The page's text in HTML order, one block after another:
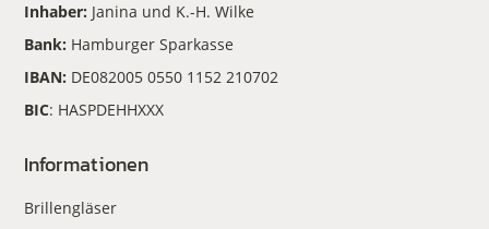
Inhaber: Janina und K.-H. Wilke
Bank: Hamburger Sparkasse
IBAN: DE082005 0550 1152 210702
BIC: HASPDEHHXXX
Informationen
Brillengläser